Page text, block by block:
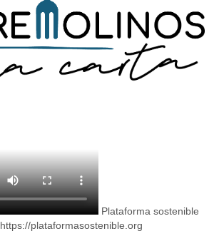
Plataforma sostenible
https://plataformasostenible.org